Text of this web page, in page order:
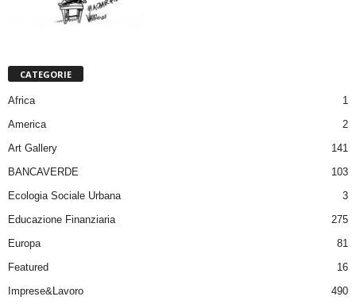
CATEGORIE
Africa
1
America
2
Art Gallery
141
BANCAVERDE
103
Ecologia Sociale Urbana
3
Educazione Finanziaria
275
Europa
81
Featured
16
Imprese&Lavoro
490